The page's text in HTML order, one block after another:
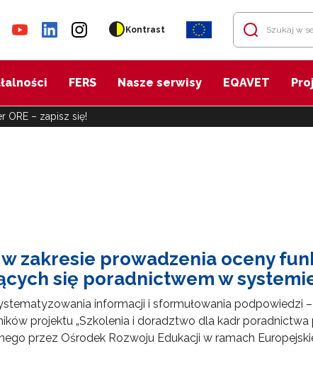
Kontrast
FERS Nasze serwisy EQAVET
ORE – zapisz się!
zakresie prowadzenia oceny
się poradnictwem w
informacji i sformułowania podpowiedzi
projektu „Szkolenia i doradztwo dla kadr
przez Ośrodek Rozwoju Edukacji w ramach